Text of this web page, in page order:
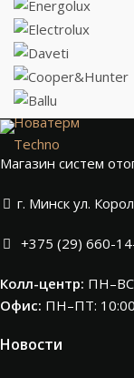
Новатерм
Techno
Магазин систем
г. Минск ул.
+375 (29) 660-
Колл-центр:
Офис: ПН–ПТ:
Новости